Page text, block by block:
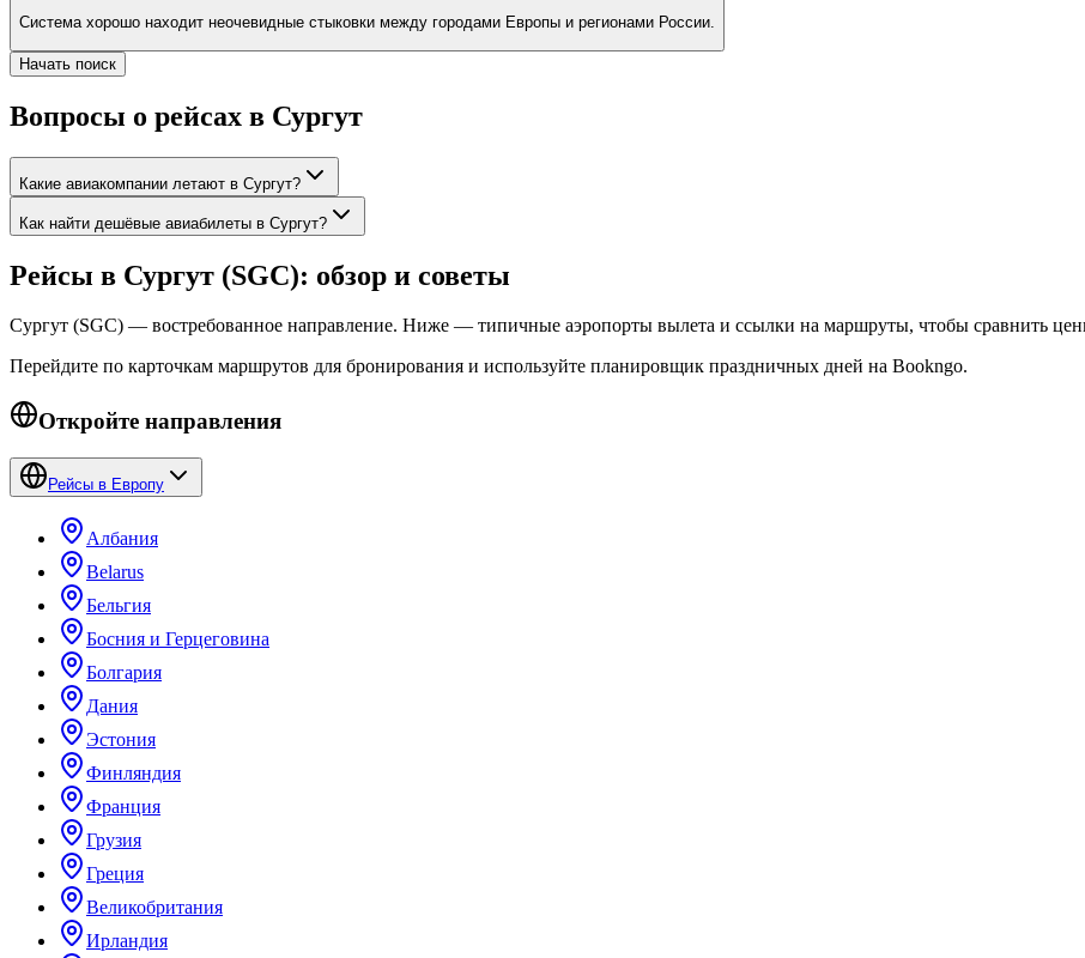
Система хорошо находит неочевидные стыковки между городами Европы и регионами России.
Начать поиск
Вопросы о рейсах в Сургут
Какие авиакомпании летают в Сургут?
Как найти дешёвые авиабилеты в Сургут?
Рейсы в Сургут (SGC): обзор и советы
Сургут (SGC) — востребованное направление. Ниже — типичные аэропорты вылета и ссылки на маршруты, чтобы сравнить
Перейдите по карточкам маршрутов для бронирования и используйте планировщик праздничных дней на Bookngo.
Откройте направления
Рейсы в Европу
Албания
Belarus
Бельгия
Босния и Герцеговина
Болгария
Дания
Эстония
Финляндия
Франция
Грузия
Греция
Великобритания
Ирландия